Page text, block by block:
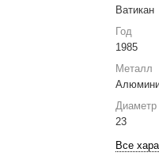
Ватикан
Год
1985
Металл
23
Все